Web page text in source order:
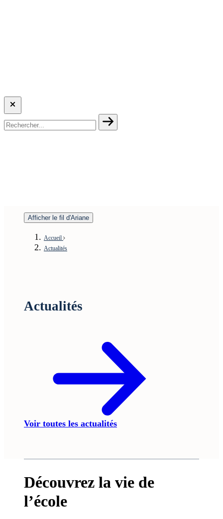
Afficher le fil d'Ariane
Accueil
Actualités
Actualités
Voir toutes les actualités
Découvrez la vie de
l’école